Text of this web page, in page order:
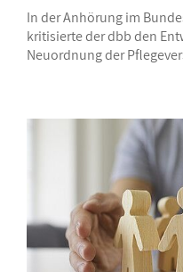
In der Anhörung im
kritisierte der dbb den
Neuordnung der